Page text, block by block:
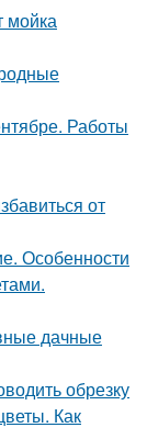
мойка
Работы
от
Особенности
дачные
обрезку
Как